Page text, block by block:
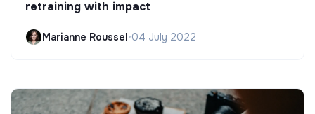
retraining with impact
Marianne Roussel•04 July 2022